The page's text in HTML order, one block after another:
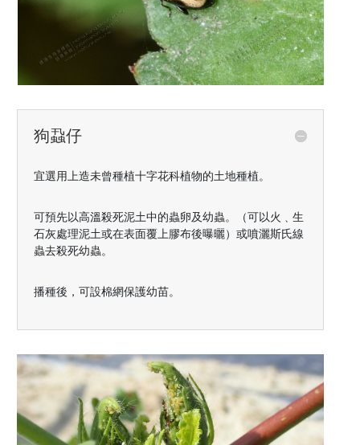
狗蝨仔
宜選用上造未曾種植十字花科植物的土地種植。
可預先以高溫殺死泥土中的蟲卵及幼蟲。（可以火﹑生
石灰處理泥土或在表面覆上膠布後曝曬）或噴灑斯氏線
蟲去殺死幼蟲。
播種後，可設棉網保護幼苗。